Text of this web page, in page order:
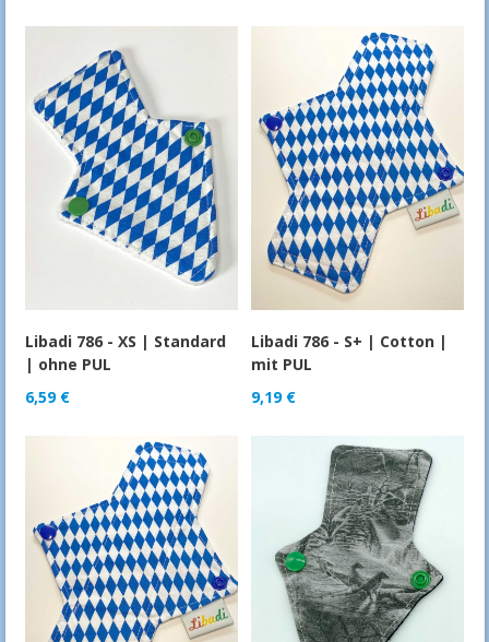
Libadi 786 - XS | Standard
| ohne PUL
6,59 €
Libadi 786 - S+ | Cotton |
mit PUL
9,19 €